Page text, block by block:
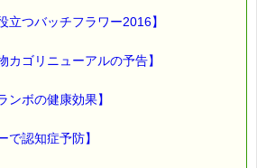
しかご利用いただけません。
覧ください。
つバッチフラワー2016】
ゴリニューアルの予告】
ボの健康効果】
で認知症予防】